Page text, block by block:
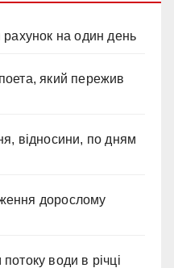
рахунок на один день
який пережив
відносини, по дням
дорослому
води в річці